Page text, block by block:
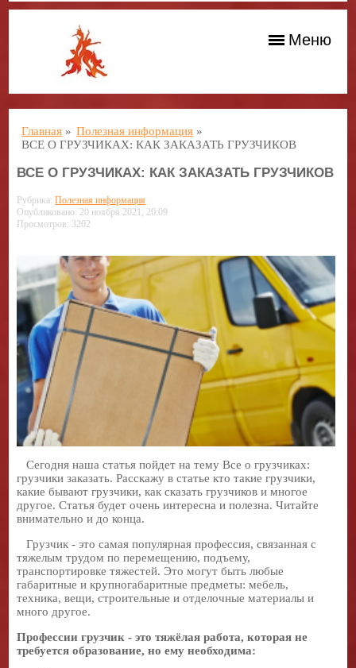
Меню
Главная » Полезная информация »
ВСЕ О ГРУЗЧИКАХ: КАК ЗАКАЗАТЬ ГРУЗЧИКОВ
ВСЕ О ГРУЗЧИКАХ: КАК ЗАКАЗАТЬ ГРУЗЧИКОВ
Рубрика:Полезная информация
Опубликовано: 20 ноября 2021, 20:09
Просмотров: 3202
Сегодня наша статья пойдет на тему Все о грузчиках:
грузчики заказать. Расскажу в статье кто такие грузчики,
какие бывают грузчики, как сказать грузчиков и многое
другое. Статья будет очень интересна и полезна. Читайте
внимательно и до конца.
Грузчик - это самая популярная профессия, связанная с
тяжелым трудом по перемещению, подъему,
транспортировке тяжестей. Это могут быть любые
габаритные и крупногабаритные предметы: мебель,
техника, вещи, строительные и отделочные материалы и
много другое.
Профессии грузчик - это тяжёлая работа, которая не
требуется образование, но ему необходима: